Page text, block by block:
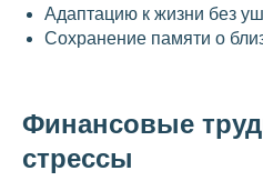
Адаптацию к жизни без
Сохранение памяти о
Финансовые
стрессы